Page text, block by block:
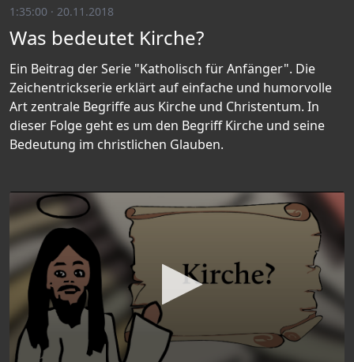
1:35:00 · 20.11.2018
Was bedeutet Kirche?
Ein Beitrag der Serie "Katholisch für Anfänger". Die
Zeichentrickserie erklärt auf einfache und humorvolle
Art zentrale Begriffe aus Kirche und Christentum. In
dieser Folge geht es um den Begriff Kirche und seine
Bedeutung im christlichen Glauben.